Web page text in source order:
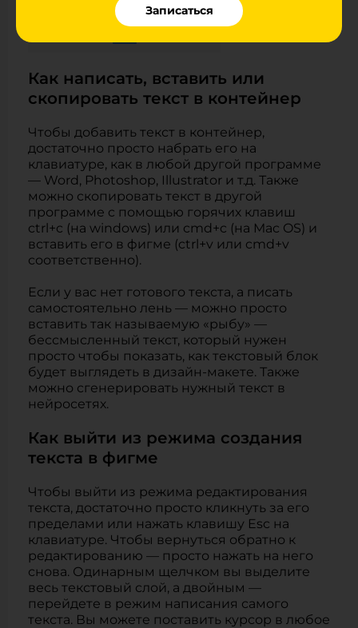
Записаться
Как написать, вставить или
скопировать текст в контейнер
Чтобы добавить текст в контейнер,
достаточно просто набрать его на
клавиатуре, как в любой другой программе
— Word, Photoshop, Illustrator и т.д. Также
можно скопировать текст в другой
программе c помощью горячих клавиш
ctrl+c (на windows) или cmd+c (на Mac OS) и
вставить его в фигме (ctrl+v или cmd+v
соответственно).
Если у вас нет готового текста, а писать
самостоятельно лень — можно просто
вставить так называемую «рыбу» —
бессмысленный текст, который нужен
просто чтобы показать, как текстовый блок
будет выглядеть в дизайн-макете. Также
можно сгенерировать нужный текст в
нейросетях.
Как выйти из режима создания
текста в фигме
Чтобы выйти из режима редактирования
текста, достаточно просто кликнуть за его
пределами или нажать клавишу Esc на
клавиатуре. Чтобы вернуться обратно к
редактированию — просто нажать на него
снова. Одинарным щелчком вы выделите
весь текстовый слой, а двойным —
перейдете в режим написания самого
текста. Вы можете поставить курсор в любое